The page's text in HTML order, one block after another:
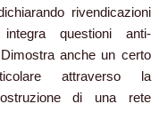
rivendicazioni
integra questioni anti-
anche un certo
attraverso la
di una rete